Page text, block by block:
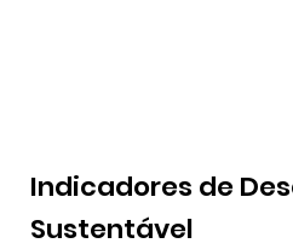
Indicadores de
Sustentável